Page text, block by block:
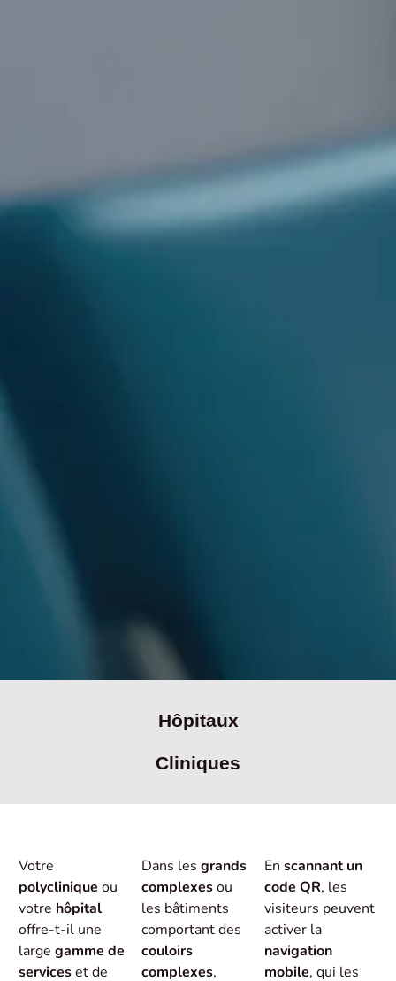
Hôpitaux
Cliniques
Votre
polyclinique ou
votre hôpital
offre-t-il une
large gamme de
serviceset de
Dans les grands
complexesou
les bâtiments
comportant des
couloirs
complexes,
En scannant un
code QR, les
visiteurs peuvent
activer la
navigation
mobile, qui les